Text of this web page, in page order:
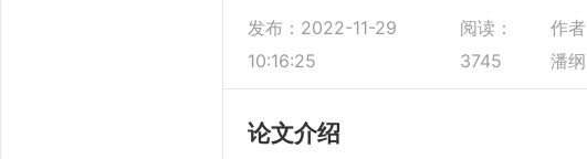
发布： 2022-11-29
10:16:25
阅读：
3745
作者
潘纲
论文介绍